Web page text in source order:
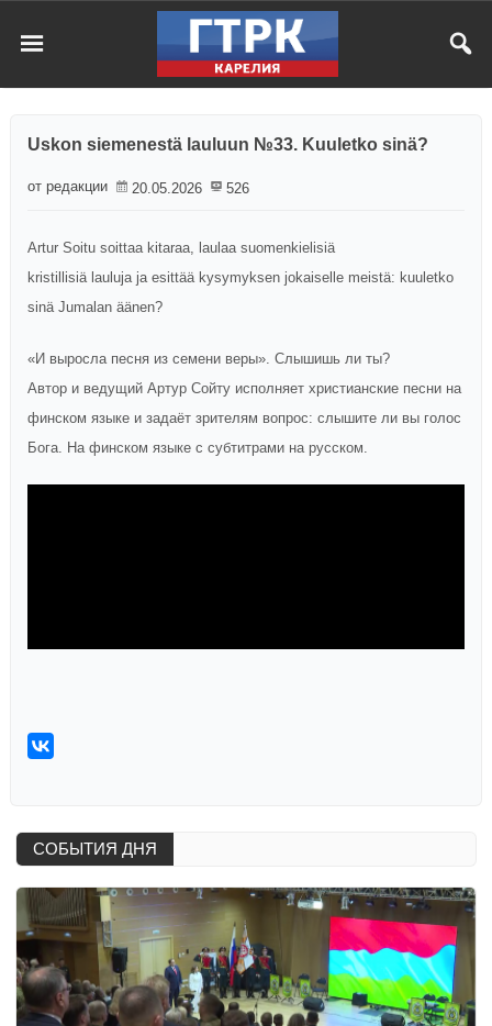
Uskon siemenestä lauluun №33. Kuuletko sinä?
от редакции 20.05.2026 526
Artur Soitu soittaa kitaraa, laulaa suomenkielisiä
kristillisiä lauluja ja esittää kysymyksen jokaiselle meistä: kuuletko
sinä Jumalan äänen?
«И выросла песня из семени веры». Слышишь ли ты?
Автор и ведущий Артур Сойту исполняет христианские песни на
финском языке и задаёт зрителям вопрос: слышите ли вы голос
Бога. На финском языке с субтитрами на русском.
СОБЫТИЯ ДНЯ